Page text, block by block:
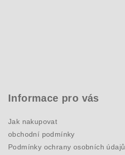
Informace pro vás
Jak nakupovat
obchodní podmínky
Podmínky ochrany osobních údajů